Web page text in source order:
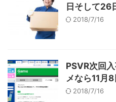
日そして26
2018/7/16
PSVR次回
メなら11月8
2018/7/16